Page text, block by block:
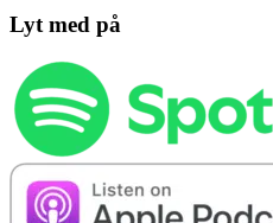
Lyt med på